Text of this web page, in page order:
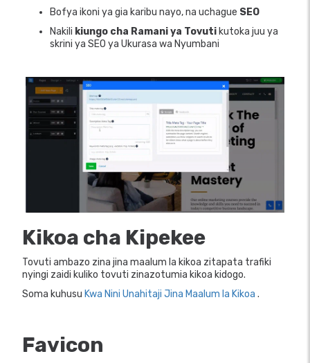
Bofya ikoni ya gia karibu nayo, na uchague SEO
Nakili kiungo cha Ramani ya Tovutikutoka juu ya
skrini ya SEO ya Ukurasa wa Nyumbani
Kikoa cha Kipekee
Tovuti ambazo zina jina maalum la kikoa zitapata trafiki
nyingi zaidi kuliko tovuti zinazotumia kikoa kidogo.
Soma kuhusu Kwa Nini Unahitaji Jina Maalum la Kikoa .
Favicon